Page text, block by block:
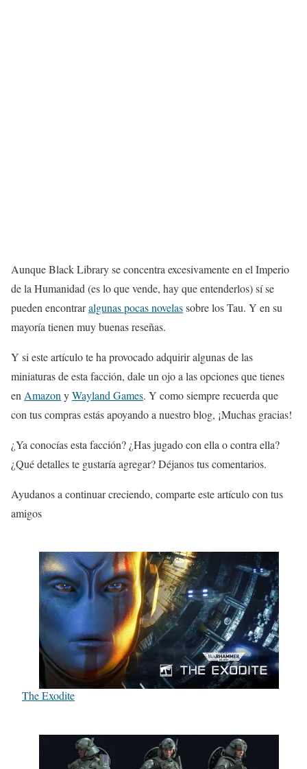
Aunque Black Library se concentra excesivamente en el Imperio
de la Humanidad (es lo que vende, hay que entenderlos) sí se
pueden encontraralgunas pocas novelassobre los Tau. Y en su
mayoría tienen muy buenas reseñas.
Y si este artículo te ha provocado adquirir algunas de las
miniaturas de esta facción, dale un ojo a las opciones que tienes
en Amazon yWayland Games. Y como siempre recuerda que
con tus compras estás apoyando a nuestro blog, ¡Muchas gracias!
¿Ya conocías esta facción? ¿Has jugado con ella o contra ella?
¿Qué detalles te gustaría agregar? Déjanos tus comentarios.
Ayudanos a continuar creciendo, comparte este artículo con tus
amigos
The Exodite